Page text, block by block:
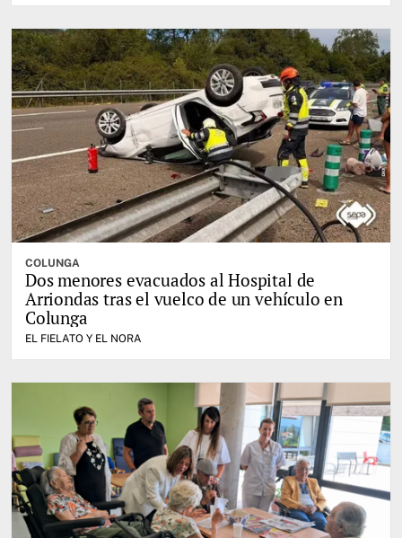
COLUNGA
Dos menores evacuados al Hospital de
Arriondas tras el vuelco de un vehículo en
Colunga
EL FIELATO Y EL NORA